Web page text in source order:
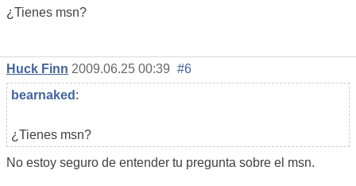
¿Tienes msn?
Huck Finn 2009.06.25 00:39 #6
bearnaked :
¿Tienes msn?
No estoy seguro de entender tu pregunta sobre el msn.